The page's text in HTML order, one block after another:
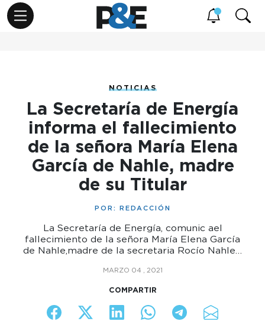
NOTICIAS
La Secretaría de Energía
informa el fallecimiento
de la señora María Elena
García de Nahle, madre
de su Titular
POR: REDACCIÓN
La Secretaría de Energía, comunic ael
fallecimiento de la señora María Elena García
de Nahle,madre de la secretaria Rocío Nahle…
MARZO 04 , 2021
COMPARTIR